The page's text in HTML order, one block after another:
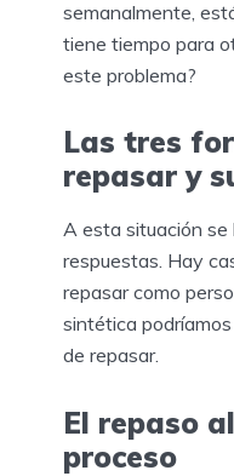
semanalmente,
tiene tiempo para
este problema?
Las tres
repasar y
A esta situación se
respuestas. Hay
repasar como
sintética
de repasar.
El repaso
proceso